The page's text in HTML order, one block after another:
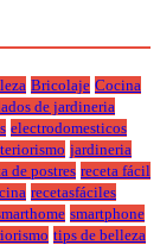
Bricolaje Cocina
de jardineria
electrodomesticos
jardineria
de postres receta fácil
recetasfáciles
smartphone
tips de belleza